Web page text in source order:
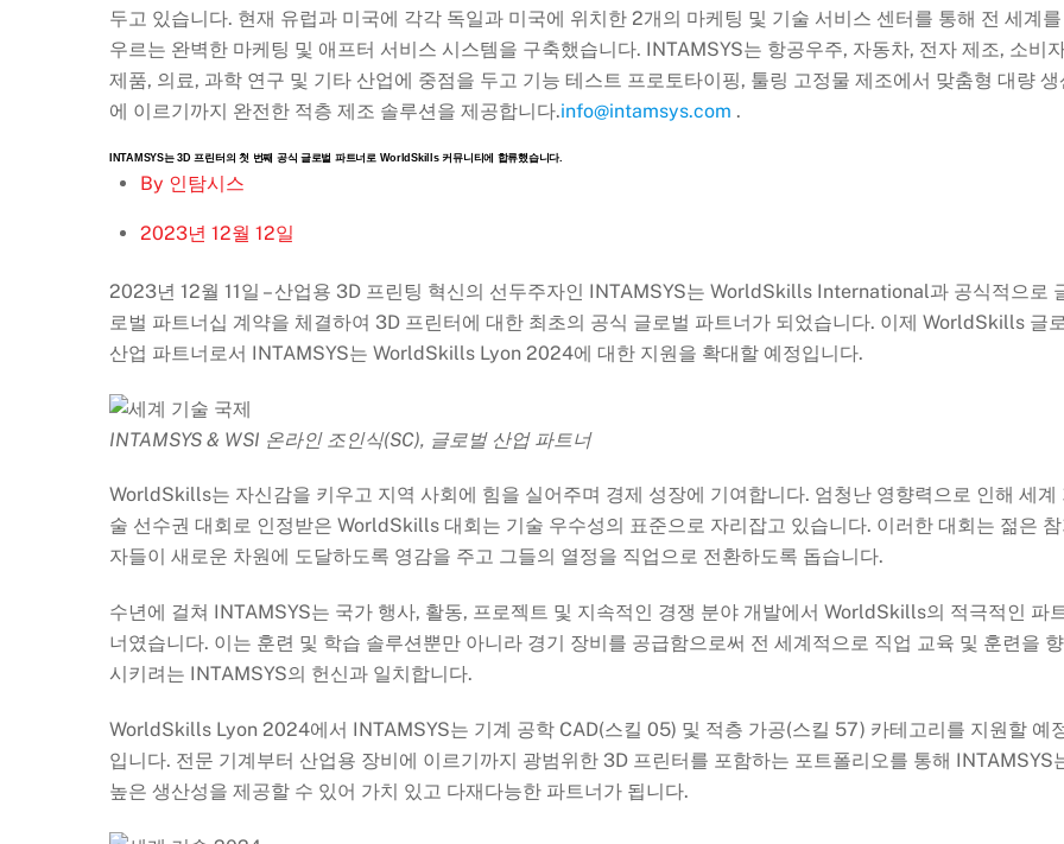
두고 있습니다. 현재 유럽과 미국에 각각 독일과 미국에 위치한 2개의 마케팅 및 기술 서비스 센터를 통해 전 세계
우르는 완벽한 마케팅 및 애프터 서비스 시스템을 구축했습니다. INTAMSYS는 항공우주, 자동차, 전자 제조, 소비
제품, 의료, 과학 연구 및 기타 산업에 중점을 두고 기능 테스트 프로토타이핑, 툴링 고정물 제조에서 맞춤형 대량 생
에 이르기까지 완전한 적층 제조 솔루션을 제공합니다.info@intamsys.com .
INTAMSYS는 3D 프린터의 첫 번째 공식 글로벌 파트너로 WorldSkills 커뮤니티에 합류했습니다.
By 인탐시스
2023년 12월 12일
2023년 12월 11일 – 산업용 3D 프린팅 혁신의 선두주자인 INTAMSYS는 WorldSkills International과 공식적으로
로벌 파트너십 계약을 체결하여 3D 프린터에 대한 최초의 공식 글로벌 파트너가 되었습니다. 이제 WorldSkills 글
산업 파트너로서 INTAMSYS는 WorldSkills Lyon 2024에 대한 지원을 확대할 예정입니다.
INTAMSYS & WSI 온라인 조인식(SC), 글로벌 산업 파트너
WorldSkills는 자신감을 키우고 지역 사회에 힘을 실어주며 경제 성장에 기여합니다. 엄청난 영향력으로 인해 세계
술 선수권 대회로 인정받은 WorldSkills 대회는 기술 우수성의 표준으로 자리잡고 있습니다. 이러한 대회는 젊은
자들이 새로운 차원에 도달하도록 영감을 주고 그들의 열정을 직업으로 전환하도록 돕습니다.
수년에 걸쳐 INTAMSYS는 국가 행사, 활동, 프로젝트 및 지속적인 경쟁 분야 개발에서 WorldSkills의 적극적인 파
너였습니다. 이는 훈련 및 학습 솔루션뿐만 아니라 경기 장비를 공급함으로써 전 세계적으로 직업 교육 및 훈련을
시키려는 INTAMSYS의 헌신과 일치합니다.
WorldSkills Lyon 2024에서 INTAMSYS는 기계 공학 CAD(스킬 05) 및 적층 가공(스킬 57) 카테고리를 지원할 예
입니다. 전문 기계부터 산업용 장비에 이르기까지 광범위한 3D 프린터를 포함하는 포트폴리오를 통해 INTAMSYS
높은 생산성을 제공할 수 있어 가치 있고 다재다능한 파트너가 됩니다.